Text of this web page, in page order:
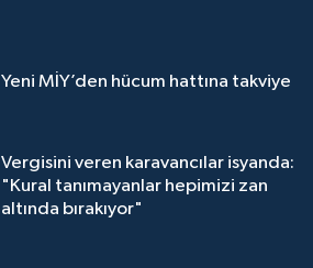
Yeni MİY’den hücum hattına takviye
Vergisini veren karavancılar isyanda:
"Kural tanımayanlar hepimizi zan
altında bırakıyor"